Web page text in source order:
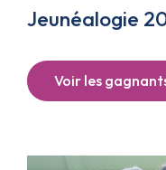
Jeunéalogie
Voir les